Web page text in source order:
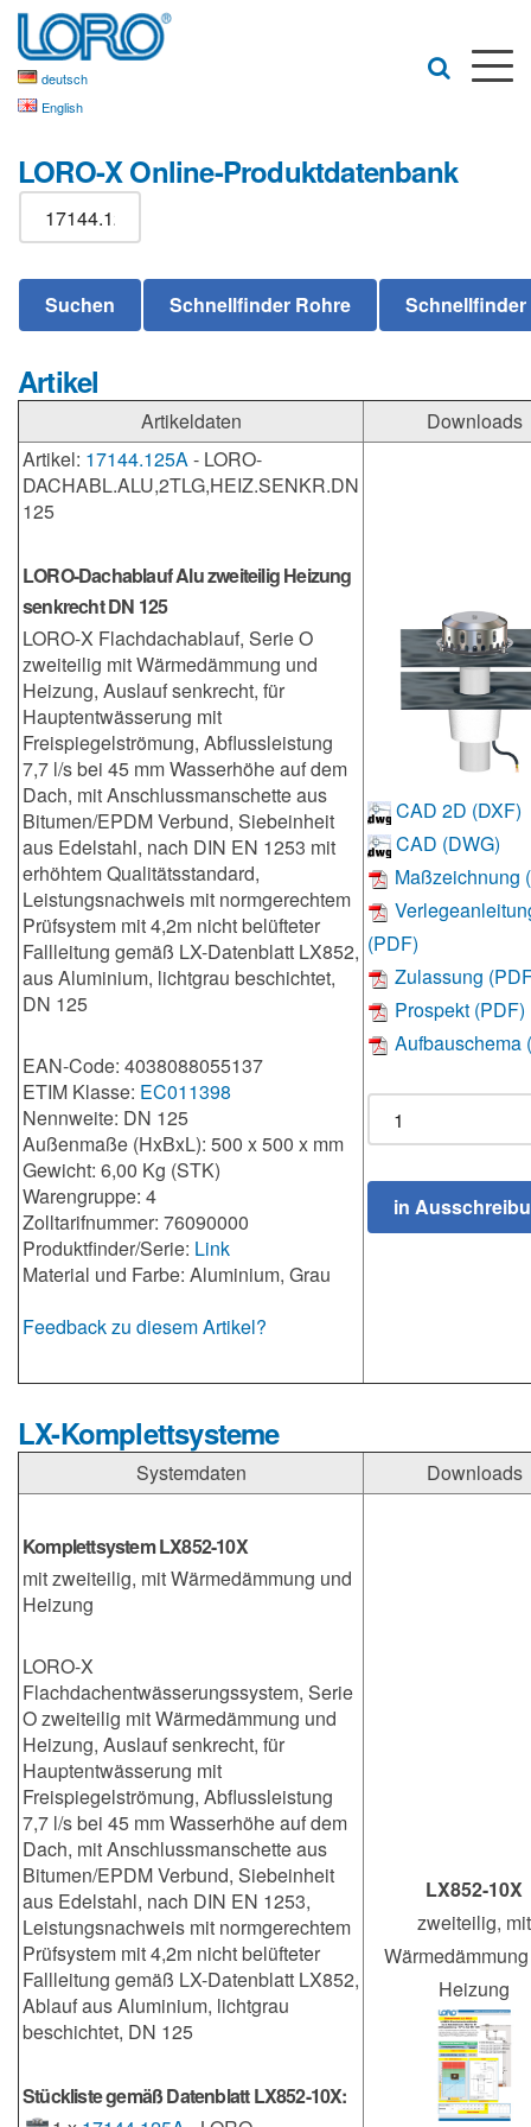
deutsch
English
LORO-X Online-Produktdatenbank
Artikel
Artikeldaten
Downloads
Artikel: 17144.125A- LORO-
DACHABL.ALU,2TLG,HEIZ.SENKR.DN
125
LORO-Dachablauf Alu zweiteilig Heizung
senkrecht DN 125
LORO-X Flachdachablauf, Serie O
zweiteilig mit Wärmedämmung und
Heizung, Auslauf senkrecht, für
Hauptentwässerung mit
Freispiegelströmung, Abflussleistung
7,7 l/s bei 45 mm Wasserhöhe auf dem
Dach, mit Anschlussmanschette aus
Bitumen/EPDM Verbund, Siebeinheit
aus Edelstahl, nach DIN EN 1253 mit
erhöhtem Qualitätsstandard,
Leistungsnachweis mit normgerechtem
Prüfsystem mit 4,2m nicht belüfteter
Fallleitung gemäß LX-Datenblatt LX852,
aus Aluminium, lichtgrau beschichtet,
DN 125
EAN-Code: 4038088055137
ETIM Klasse: EC011398
Nennweite: DN 125
Außenmaße (HxBxL): 500 x 500 x mm
Gewicht: 6,00 Kg (STK)
Warengruppe: 4
Zolltarifnummer: 76090000
Produktfinder/Serie: Link
Material und Farbe: Aluminium, Grau
Feedback zu diesem Artikel?
CAD 2D (DXF)
CAD (DWG)
Maßzeichnung
(PDF)
Zulassung
Prospekt (PDF)
Aufbauschema
LX-Komplettsysteme
Systemdaten Downloads
Komplettsystem LX852-10X
mit zweiteilig, mit Wärmedämmung und
Heizung
LORO-X
Flachdachentwässerungssystem, Serie
O zweiteilig mit Wärmedämmung und
Heizung, Auslauf senkrecht, für
Hauptentwässerung mit
Freispiegelströmung, Abflussleistung
7,7 l/s bei 45 mm Wasserhöhe auf dem
Dach, mit Anschlussmanschette aus
Bitumen/EPDM Verbund, Siebeinheit
aus Edelstahl, nach DIN EN 1253,
Leistungsnachweis mit normgerechtem
Prüfsystem mit 4,2m nicht belüfteter
Fallleitung gemäß LX-Datenblatt LX852,
Ablauf aus Aluminium, lichtgrau
beschichtet, DN 125
Stückliste gemäß Datenblatt LX852-10X:
LX852-10X
zweiteilig, mit
Heizung